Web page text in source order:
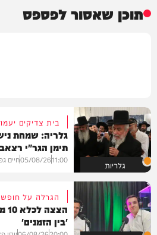
תוכן שאסור לפספס
גלריות
בית צדיקים
גלריה: שמחת
תימן הגר"י
11:00
05/08/26חיים
הגרלה על
'בין הזמנים'